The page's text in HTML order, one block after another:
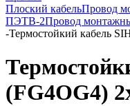
Плоский кабельПровод
ПЭТВ-2Провод
-Термостойкий кабель
(FG4OG4)